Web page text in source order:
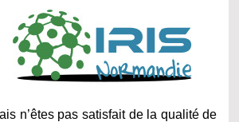
n’êtes pas satisfait de la qualité de